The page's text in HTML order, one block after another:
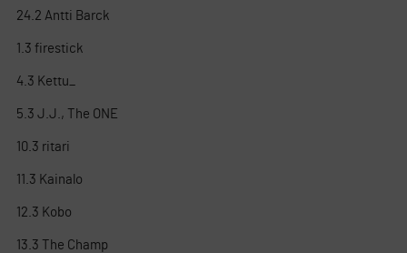
24.2 Antti Barck
1.3 firestick
4.3 Kettu_
5.3 J.J., The ONE
10.3 ritari
11.3 Kainalo
12.3 Kobo
13.3 The Champ